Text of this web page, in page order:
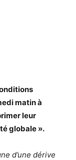
matin à
leur
globale ».
d’une dérive